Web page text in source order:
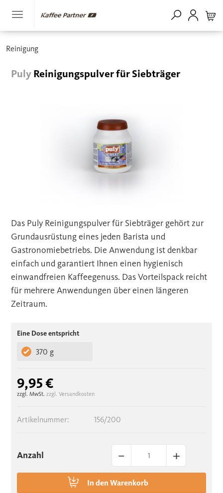
Reinigung
PulyReinigungspulver für Siebträger
Das Puly Reinigungspulver für Siebträger gehört zur
Grundausrüstung eines jeden Barista und
Gastronomiebetriebs. Die Anwendung ist denkbar
einfach und garantiert Ihnen einen hygienisch
einwandfreien Kaffeegenuss. Das Vorteilspack reicht
für mehrere Anwendungen über einen längeren
Zeitraum.
Eine Dose entspricht
370 g
9,95 €
zzgl. MwSt. zzgl. Versandkosten
Artikelnummer: 156/200
Anzahl – +
In den Warenkorb